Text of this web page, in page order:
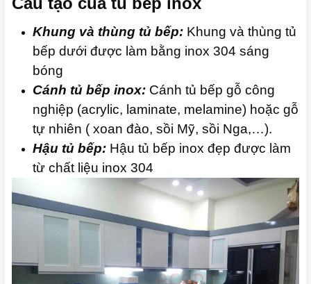
Khung và thùng tủ bếp: Khung và thùng tủ
bếp dưới được làm bằng inox 304 sáng
bóng
Cánh tủ bếp inox: Cánh tủ bếp gỗ công
nghiệp (acrylic, laminate, melamine) hoặc gỗ
tự nhiên ( xoan đào, sồi Mỹ, sồi Nga,…).
Hậu tủ bếp: Hậu tủ bếp inox đẹp được làm
từ chất liệu inox 304